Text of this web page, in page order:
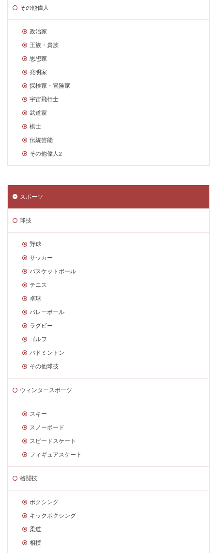
その他偉人
政治家
王族・貴族
思想家
発明家
探検家・冒険家
宇宙飛行士
武道家
棋士
伝統芸能
その他偉人2
スポーツ
球技
野球
サッカー
バスケットボール
テニス
卓球
バレーボール
ラグビー
ゴルフ
バドミントン
その他球技
ウィンタースポーツ
スキー
スノーボード
スピードスケート
フィギュアスケート
格闘技
ボクシング
キックボクシング
柔道
相撲